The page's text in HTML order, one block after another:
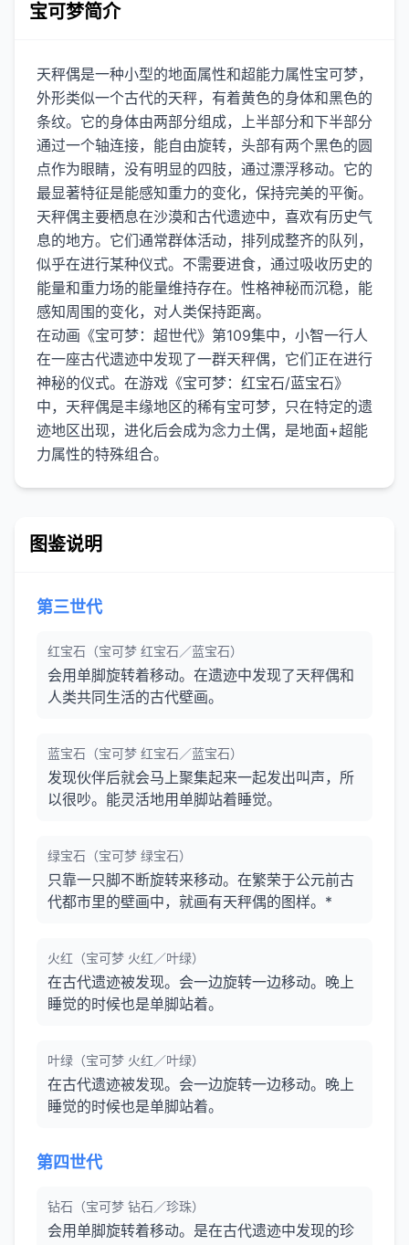
宝可梦简介
天秤偶是一种小型的地面属性和超能力属性宝可梦，
外形类似一个古代的天秤，有着黄色的身体和黑色的
条纹。它的身体由两部分组成，上半部分和下半部分
通过一个轴连接，能自由旋转，头部有两个黑色的圆
点作为眼睛，没有明显的四肢，通过漂浮移动。它的
最显著特征是能感知重力的变化，保持完美的平衡。
天秤偶主要栖息在沙漠和古代遗迹中，喜欢有历史气
息的地方。它们通常群体活动，排列成整齐的队列，
似乎在进行某种仪式。不需要进食，通过吸收历史的
能量和重力场的能量维持存在。性格神秘而沉稳，能
感知周围的变化，对人类保持距离。
在动画《宝可梦：超世代》第109集中，小智一行人
在一座古代遗迹中发现了一群天秤偶，它们正在进行
神秘的仪式。在游戏《宝可梦：红宝石/蓝宝石》
中，天秤偶是丰缘地区的稀有宝可梦，只在特定的遗
迹地区出现，进化后会成为念力土偶，是地面+超能
图鉴说明
第三世代
红宝石（宝可梦 红宝石／蓝宝石）
会用单脚旋转着移动。在遗迹中发现了天秤偶和
人类共同生活的古代壁画。
蓝宝石（宝可梦 红宝石／蓝宝石）
发现伙伴后就会马上聚集起来一起发出叫声，所
以很吵。能灵活地用单脚站着睡觉。
绿宝石（宝可梦 绿宝石）
只靠一只脚不断旋转来移动。在繁荣于公元前古
代都市里的壁画中，就画有天秤偶的图样。*
火红（宝可梦 火红／叶绿）
在古代遗迹被发现。会一边旋转一边移动。晚上
睡觉的时候也是单脚站着。
叶绿（宝可梦 火红／叶绿）
在古代遗迹被发现。会一边旋转一边移动。晚上
睡觉的时候也是单脚站着。
第四世代
钻石（宝可梦 钻石／珍珠）
会用单脚旋转着移动。是在古代遗迹中发现的珍